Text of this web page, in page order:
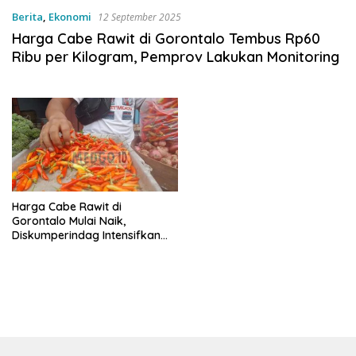
Berita, Ekonomi 12 September 2025
Harga Cabe Rawit di Gorontalo Tembus Rp60
Ribu per Kilogram, Pemprov Lakukan Monitoring
Harga Cabe Rawit di
Gorontalo Mulai Naik,
Diskumperindag Intensifkan